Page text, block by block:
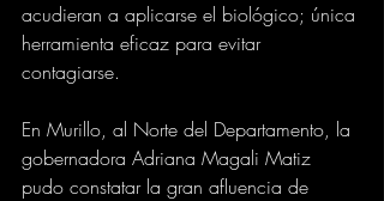
acudieran a aplicarse el biológico; única
herramienta eficaz para evitar
contagiarse.
En Murillo, al Norte del Departamento, la
gobernadora Adriana Magali Matiz
pudo constatar la gran afluencia de